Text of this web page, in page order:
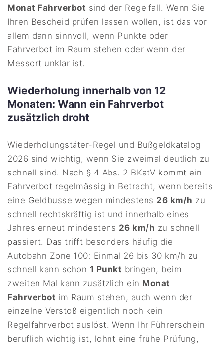
Monat Fahrverbot sind der Regelfall. Wenn Sie
Ihren Bescheid prüfen lassen wollen, ist das vor
allem dann sinnvoll, wenn Punkte oder
Fahrverbot im Raum stehen oder wenn der
Messort unklar ist.
Wiederholung innerhalb von 12
Monaten: Wann ein Fahrverbot
zusätzlich droht
Wiederholungstäter-Regel und Bußgeldkatalog
2026 sind wichtig, wenn Sie zweimal deutlich zu
schnell sind. Nach § 4 Abs. 2 BKatV kommt ein
Fahrverbot regelmässig in Betracht, wenn bereits
eine Geldbusse wegen mindestens 26 km/h zu
schnell rechtskräftig ist und innerhalb eines
Jahres erneut mindestens 26 km/h zu schnell
passiert. Das trifft besonders häufig die
Autobahn Zone 100: Einmal 26 bis 30 km/h zu
schnell kann schon 1 Punkt bringen, beim
zweiten Mal kann zusätzlich ein Monat
Fahrverbot im Raum stehen, auch wenn der
einzelne Verstoß eigentlich noch kein
Regelfahrverbot auslöst. Wenn Ihr Führerschein
beruflich wichtig ist, lohnt eine frühe Prüfung,